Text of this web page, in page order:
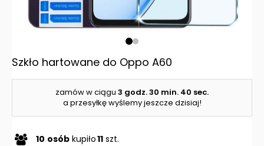
zamów w ciągu 3 godz.30 min. 40 sec.
a przesyłkę wyślemy jeszcze dzisiaj!
Szkło hartowane do Oppo A60
10 osób kupiło11 szt.